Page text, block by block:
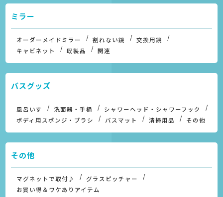
ミラー
オーダーメイドミラー 割れない鏡
交換用鏡
キャビネット
既製品 関連
バスグッズ
風呂いす 洗面器・手桶
シャワーヘッド・シャワーフック
ボディ用スポンジ・ブラシ
バスマット 清掃用品 その他
その他
マグネットで取付♪
グラスピッチャー
お買い得＆ワケありアイテム